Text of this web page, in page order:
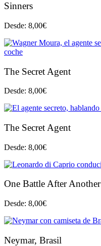
Sinners
Desde: 8,00€
The Secret Agent
Desde: 8,00€
The Secret Agent
Desde: 8,00€
One Battle After Another
Desde: 8,00€
Neymar, Brasil